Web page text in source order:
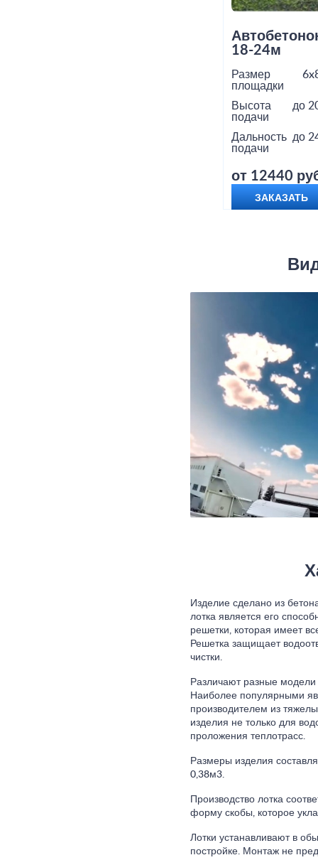
18-24м
Размер
площадки
Высота
подачи
до
Дальность
подачи
до
от 12440
ЗАКАЗАТЬ
Изделие сделано из
лотка является его
решетки, которая имеет
Решетка защищает
чистки.
Различают разные
Наиболее популярными
производителем из
изделия не только для
проложения теплотрасс.
Размеры изделия
0,38м3.
Производство лотка
форму скобы, которое
Лотки устанавливают в
постройке. Монтаж не